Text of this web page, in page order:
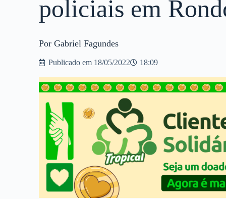
policiais em
Por Gabriel Fagundes
Publicado em 18/05/2022 18:09